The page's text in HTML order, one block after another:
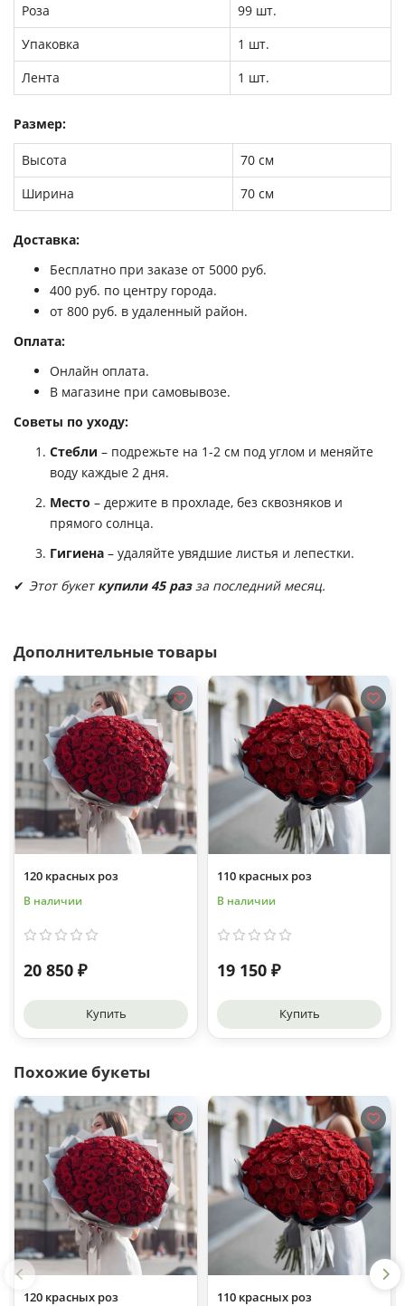
Роза
99 шт.
Упаковка
1 шт.
Лента
1 шт.
Размер:
Высота
70 см
Ширина
70 см
Доставка:
Бесплатно при заказе от 5000 руб.
400 руб. по центру города.
от 800 руб. в удаленный район.
Оплата:
Онлайн оплата.
В магазине при самовывозе.
Советы по уходу:
Стебли – подрежьте на 1-2 см под углом и меняйте
воду каждые 2 дня.
Место – держите в прохладе, без сквозняков и
прямого солнца.
Гигиена – удаляйте увядшие листья и лепестки.
✔ Этот букет купили 45 разза последний месяц.
Дополнительные товары
120 красных роз
В наличии
20 850 ₽
Купить
110 красных роз
В наличии
19 150 ₽
Купить
Похожие букеты
120 красных роз 110 красных роз